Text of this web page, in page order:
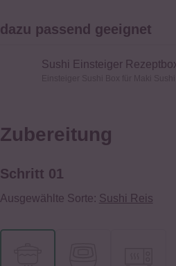
dazu passend geeignet
Sushi Einsteiger
Zubereitung
Schritt 01
Ausgewählte Sorte: Sushi Reis